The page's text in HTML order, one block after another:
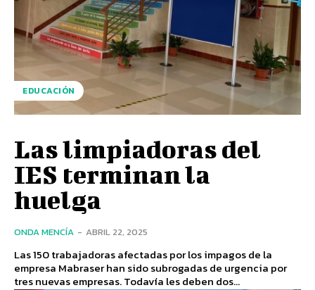
EDUCACIÓN
Las limpiadoras del
IES terminan la
huelga
ONDA MENCÍA - ABRIL 22, 2025
Las 150 trabajadoras afectadas por los impagos de la
empresa Mabraser han sido subrogadas de urgencia por
tres nuevas empresas. Todavía les deben dos...